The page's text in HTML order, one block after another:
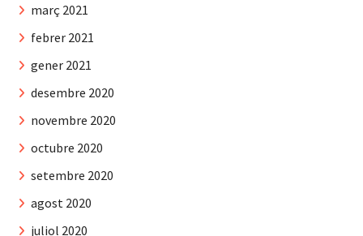
març 2021
febrer 2021
gener 2021
desembre 2020
novembre 2020
octubre 2020
setembre 2020
agost 2020
juliol 2020